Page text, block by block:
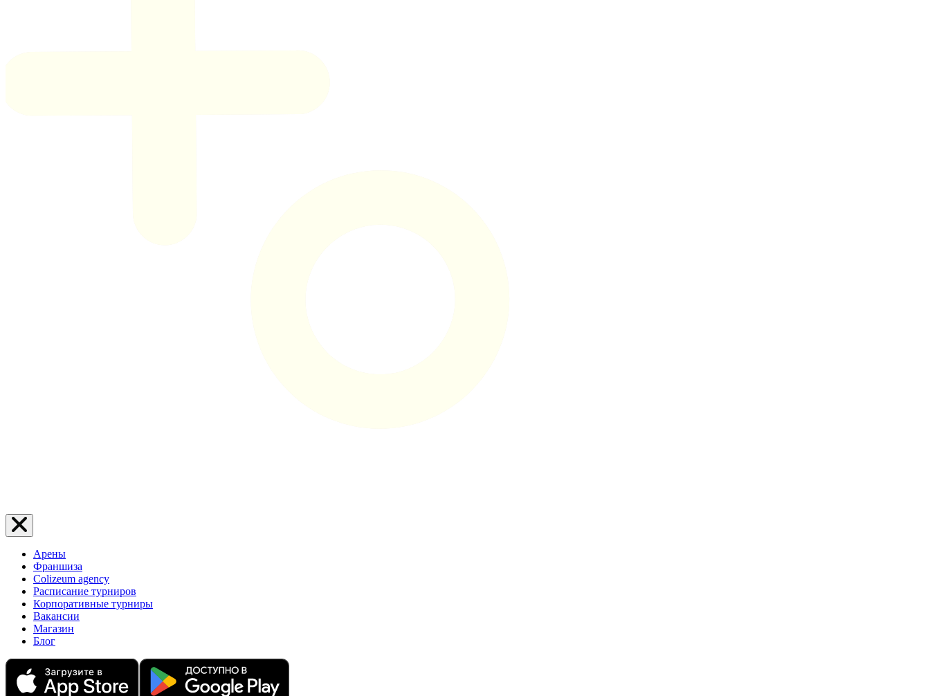
Арены
Франшиза
Colizeum agency
Расписание турниров
Корпоративные турниры
Вакансии
Магазин
Блог